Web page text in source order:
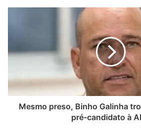
Mesmo preso, Binho Galinha
pré-candidato à